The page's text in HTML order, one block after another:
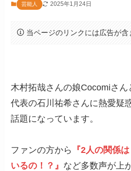
芸能人 2025年1月24日
当ページのリンクには広告が含
木村拓哉さんの娘Cocomiさ
代表の石川祐希さんに熱愛疑
話題になっています。
ファンの方から
『2人の関係
いるの！？』 など多数声が上